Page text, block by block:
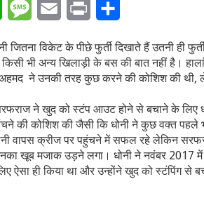
WhatsAppMessageEmail Print
जितना विकेट के पीछे फुर्ती दिखाते हैं उतनी ही
भी अन्य खिलाड़ी के बस की बात नहीं है।
ने उनकी तरह कुछ करने की कोशिश की थी,
ने खुद को स्टंप आउट होने से बचाने के लिए
की कोशिश की जैसी कि धोनी ने कुछ वक्त पहले
वापस क्रीज पर पहुंचने में सफल रहे लेकिन
खूब मजाक उड़ने लगा। धोनी ने नवंबर 2017
ही किया था और उन्होंने खुद को स्टंपिंग से